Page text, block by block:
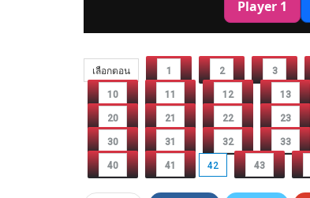
เลือกตอน 1 2 3
10 11 12 13
20 21 22 23
30 31 32 33
40 41 42 43